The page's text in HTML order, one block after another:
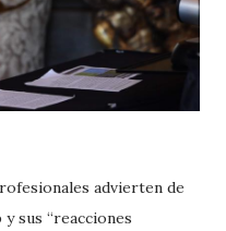
advierten de
sus “reacciones